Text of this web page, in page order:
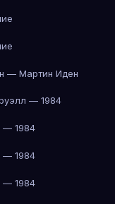
— Мартин Иден
— 1984
1984
1984
1984